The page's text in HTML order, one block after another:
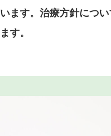
ます。治療方針につ
す。